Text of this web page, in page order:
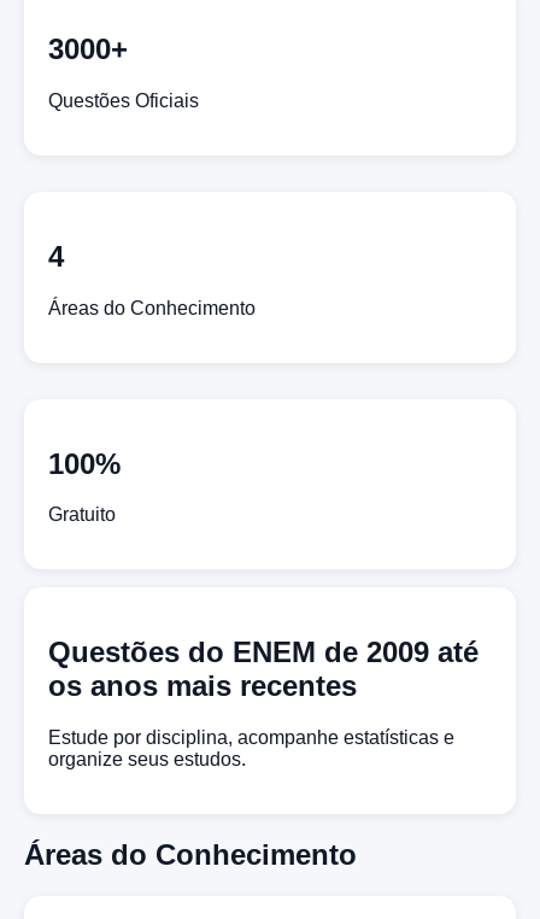
3000+
Questões Oficiais
4
Áreas do Conhecimento
100%
Gratuito
Questões do ENEM de 2009 até
os anos mais recentes
Estude por disciplina, acompanhe estatísticas e
organize seus estudos.
Áreas do Conhecimento